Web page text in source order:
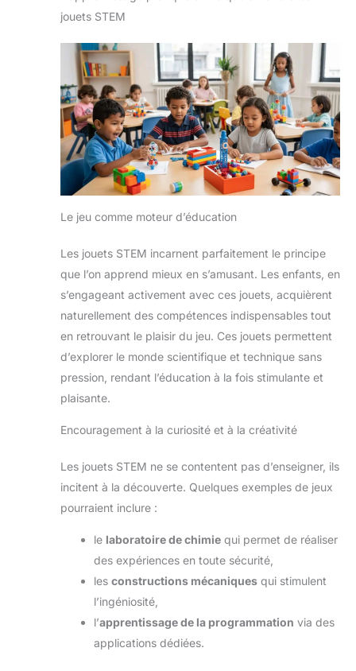
jouets STEM
Le jeu comme moteur d’éducation
Les jouets STEM incarnent parfaitement le principe
que l’on apprend mieux en s’amusant. Les enfants, en
s’engageant activement avec ces jouets, acquièrent
naturellement des compétences indispensables tout
en retrouvant le plaisir du jeu. Ces jouets permettent
d’explorer le monde scientifique et technique sans
pression, rendant l’éducation à la fois stimulante et
plaisante.
Encouragement à la curiosité et à la créativité
Les jouets STEM ne se contentent pas d’enseigner, ils
incitent à la découverte. Quelques exemples de jeux
pourraient inclure :
le laboratoire de chimie qui permet de réaliser
des expériences en toute sécurité,
les constructions mécaniques qui stimulent
l’ingéniosité,
l’apprentissage de la programmation via des
applications dédiées.